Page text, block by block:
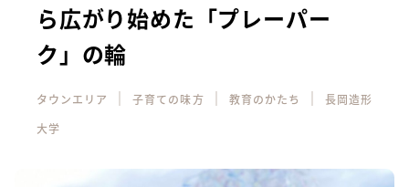
ら広がり始めた「プレーパー
ク」の輪
タウンエリア ｜子育ての味方 ｜ 教育のかたち ｜長岡造形
大学